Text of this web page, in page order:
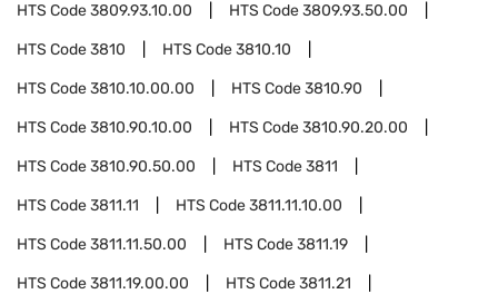
HTS Code3809.93.10.00 HTS Code3809.93.50.00
HTS Code3810 HTS Code3810.10
HTS Code3810.10.00.00 HTS Code3810.90
HTS Code3810.90.10.00 HTS Code3810.90.20.00
HTS Code3810.90.50.00 HTS Code3811
HTS Code3811.11 HTS Code3811.11.10.00
HTS Code3811.11.50.00 HTS Code3811.19
HTS Code3811.19.00.00 HTS Code3811.21